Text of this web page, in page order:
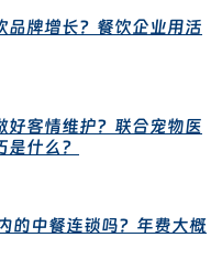
品牌增长？餐饮企业用活
好客情维护？联合宠物医
什么？
的中餐连锁吗？年费大概